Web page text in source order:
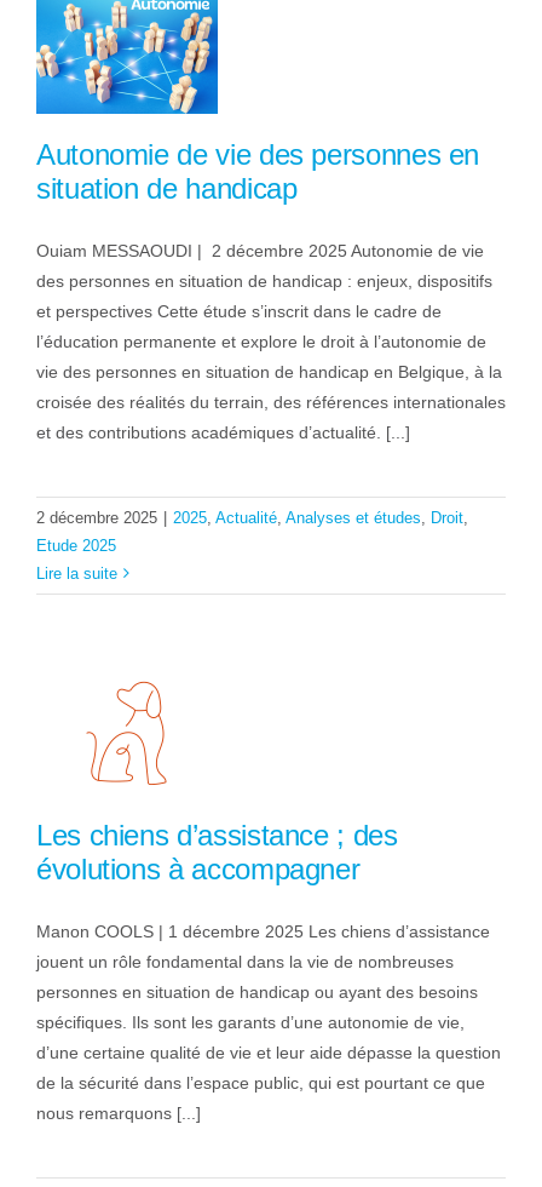
Autonomie de vie des personnes en
situation de handicap
Ouiam MESSAOUDI | 2 décembre 2025 Autonomie de vie
des personnes en situation de handicap : enjeux, dispositifs
et perspectives Cette étude s’inscrit dans le cadre de
l’éducation permanente et explore le droit à l’autonomie de
vie des personnes en situation de handicap en Belgique, à la
croisée des réalités du terrain, des références internationales
et des contributions académiques d’actualité. [...]
2 décembre 2025 2025 Actualité Analyses et études Droit
Etude 2025
Lire la suite
Les chiens d’assistance ; des
évolutions à accompagner
Manon COOLS | 1 décembre 2025 Les chiens d’assistance
jouent un rôle fondamental dans la vie de nombreuses
personnes en situation de handicap ou ayant des besoins
spécifiques. Ils sont les garants d’une autonomie de vie,
d’une certaine qualité de vie et leur aide dépasse la question
de la sécurité dans l’espace public, qui est pourtant ce que
nous remarquons [...]